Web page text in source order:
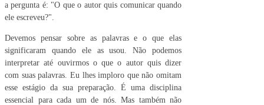
a pergunta é: "O que o autor quis comunicar quando
ele escreveu?".
Devemos pensar sobre as palavras e o que elas
significaram quando ele as usou. Não podemos
interpretar até ouvirmos o que o autor quis dizer
com suas palavras. Eu lhes imploro que não omitam
esse estágio da sua preparação. É uma disciplina
essencial para cada um de nós. Mas também não